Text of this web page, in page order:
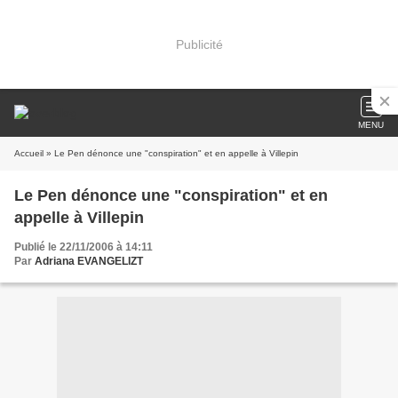
Publicité
MENU
Accueil » Le Pen dénonce une "conspiration" et en appelle à Villepin
Le Pen dénonce une "conspiration" et en
appelle à Villepin
Publié le 22/11/2006 à 14:11
Par Adriana EVANGELIZT